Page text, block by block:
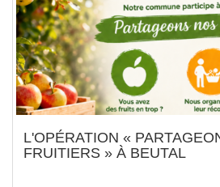
L'OPÉRATION «
FRUITIERS » À BEUTAL